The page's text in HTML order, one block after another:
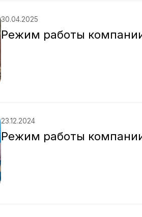
30.04.2025
Режим работы
23.12.2024
Режим работы компании